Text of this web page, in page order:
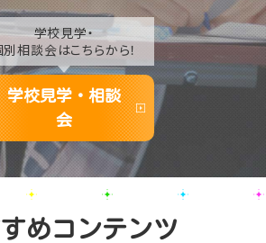
学校見学・
相談会はこちらから！
学校見学・相談
会
めコンテンツ